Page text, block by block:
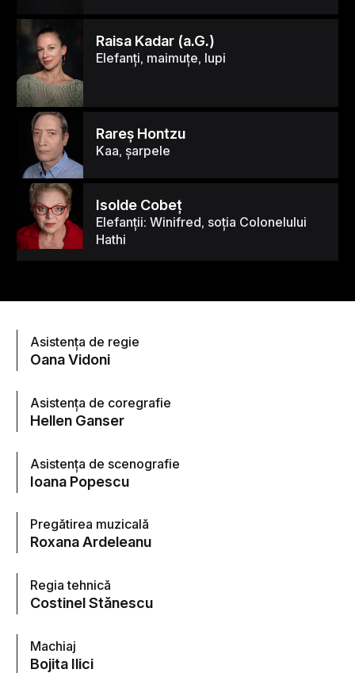
Raisa Kadar (a.G.)
Elefanți, maimuțe, lupi
Rareş Hontzu
Kaa, șarpele
Isolde Cobeţ
Elefanții: Winifred, soția Colonelului
Hathi
Asistența de regie
Oana Vidoni
Asistența de coregrafie
Hellen Ganser
Asistența de scenografie
Ioana Popescu
Pregătirea muzicală
Roxana Ardeleanu
Regia tehnică
Costinel Stănescu
Machiaj
Bojita Ilici